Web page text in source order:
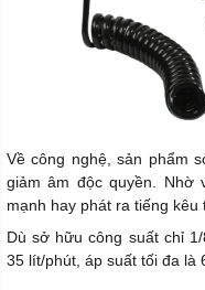
Về công nghệ, sản phẩm
giảm âm độc quyền. Nhờ
mạnh hay phát ra tiếng kêu
Dù sở hữu công suất chỉ
35 lít/phút, áp suất tối đa là